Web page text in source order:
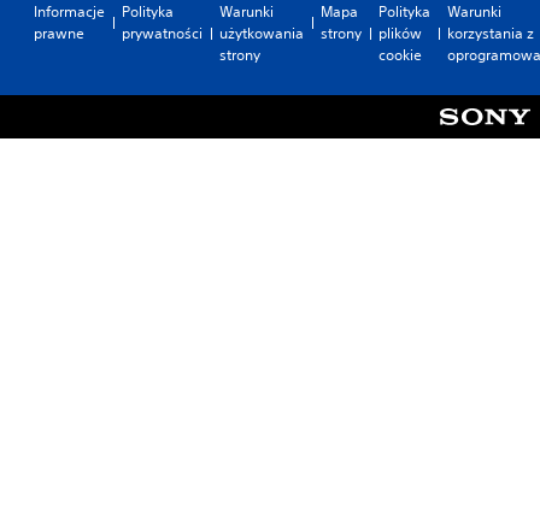
Informacje
prawne
Polityka
prywatności
Warunki
użytkowania
strony
Mapa
strony
Polityka
plików
cookie
Warunki
korzystania z